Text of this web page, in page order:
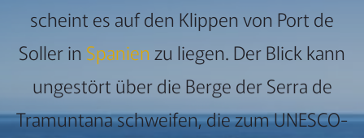
scheint es auf den Klippen von Port de
Soller in Spanien zu liegen. Der Blick kann
ungestört über die Berge der Serra de
Tramuntana schweifen, die zum UNESCO-